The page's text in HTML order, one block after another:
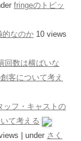
fringeのトピッ
的なのか 10 views
回数は横ばいな
客について考え
ッフ・キャストの
て考える
under さく